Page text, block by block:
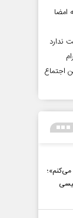
امضا
ندارد
اجتماع